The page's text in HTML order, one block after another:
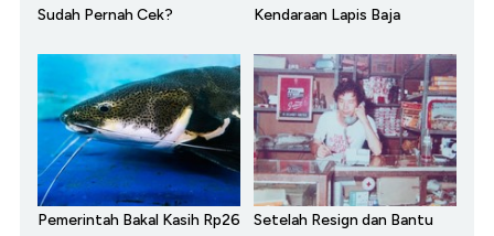
Sudah Pernah Cek?
Kendaraan Lapis Baja
Pemerintah Bakal Kasih Rp26
Setelah Resign dan Bantu